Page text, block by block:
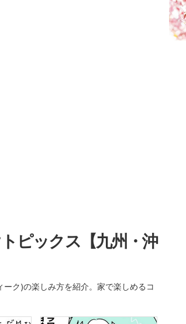
ピックス【九州・沖
ク)の楽しみ方を紹介。家で楽しめるコ